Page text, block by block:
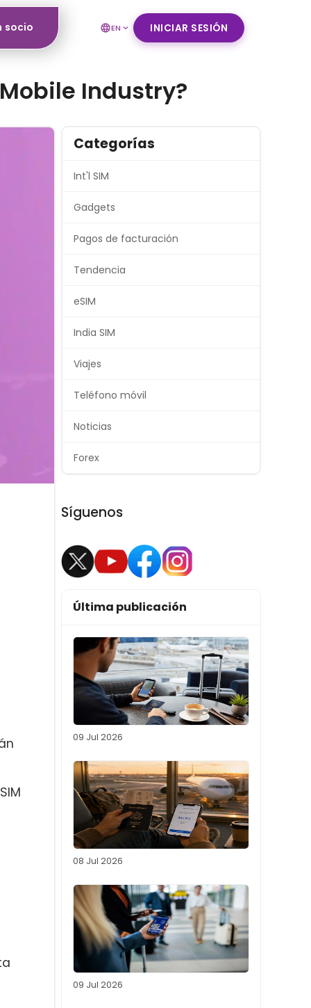
socio EN INICIAR SESIÓN
Industry?
Categorías
Int'l SIM
Gadgets
Pagos de facturación
Tendencia
eSIM
India SIM
Viajes
Teléfono móvil
Noticias
Forex
Síguenos
Última publicación
09 Jul 2026
08 Jul 2026
09 Jul 2026